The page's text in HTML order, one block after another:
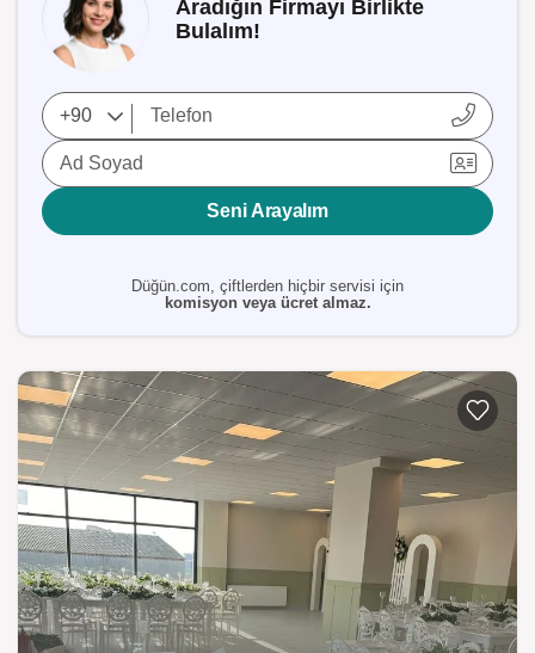
Aradığın Firmayı Birlikte
Bulalım!
Ad Soyad
Seni Arayalım
Düğün.com, çiftlerden hiçbir servisi için
komisyon veya ücret almaz.